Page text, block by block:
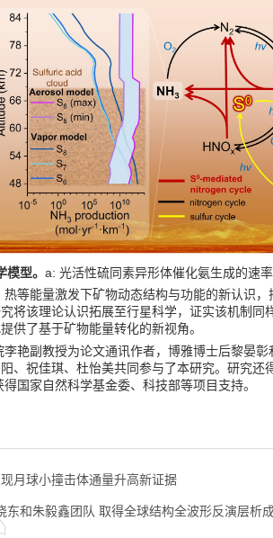
型。 a: 光活性硫同素异形体催化氨生成的速率
等能量激发下矿物动态结构与功能的新认识
将该理论认识拓展至行星科学，证实该机制
供了基于矿物能量转化的新视角。
艳副教授为论文通讯作者，博雅博士后黎晏
、祝佳琪、杜怡美共同参与了本研究。研究
国家自然科学基金委、科技部等项目支持。
月球小撞击体通量升高新证据
东和朱毅鑫团队 取得全球结构全波形反演层析